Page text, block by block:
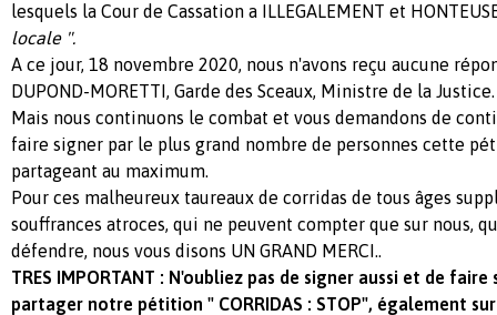
lesquels la Cour de Cassation a ILLEGALEMENT et
locale ".
A ce jour, 18 novembre 2020, nous n'avons reçu aucune
DUPOND-MORETTI, Garde des Sceaux, Ministre de la Justice.
Mais nous continuons le combat et vous demandons de
faire signer par le plus grand nombre de personnes cette
partageant au maximum.
Pour ces malheureux taureaux de corridas de tous âges
souffrances atroces, qui ne peuvent compter que sur nous,
défendre, nous vous disons UN GRAND MERCI..
TRES IMPORTANT : N'oubliez pas de signer aussi et de
partager notre pétition " CORRIDAS : STOP", également